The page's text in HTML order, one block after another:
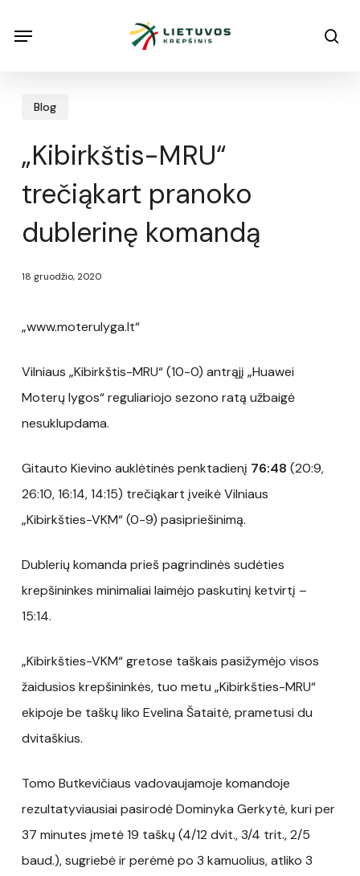
Menu
Blog
„Kibirkštis-MRU“
trečiąkart pranoko
dublerinę komandą
18 gruodžio, 2020
„www.moterulyga.lt“
Vilniaus „Kibirkštis-MRU“ (10-0) antrąjį „Huawei
Moterų lygos“ reguliariojo sezono ratą užbaigė
nesuklupdama.
Gitauto Kievino auklėtinės penktadienį 76:48 (20:9,
26:10, 16:14, 14:15) trečiąkart įveikė Vilniaus
„Kibirkšties-VKM“ (0-9) pasipriešinimą.
Dublerių komanda prieš pagrindinės sudėties
krepšininkes minimaliai laimėjo paskutinį ketvirtį –
15:14.
„Kibirkšties-VKM“ gretose taškais pasižymėjo visos
žaidusios krepšininkės, tuo metu „Kibirkšties-MRU“
ekipoje be taškų liko Evelina Šataitė, prametusi du
dvitaškius.
Tomo Butkevičiaus vadovaujamoje komandoje
rezultatyviausiai pasirodė Dominyka Gerkytė, kuri per
37 minutes įmetė 19 taškų (4/12 dvit., 3/4 trit., 2/5
baud.), sugriebė ir perėmė po 3 kamuolius, atliko 3